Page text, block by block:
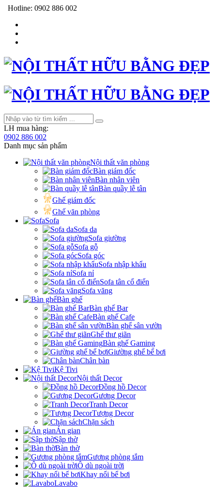
Hotline: 0902 886 002
LH mua hàng:
0902 886 002
Danh mục sản phẩm
Nội thất văn phòng
Bàn giám đốc
Bàn nhân viên
Bàn quầy lễ tân
Ghế giám đốc
Ghế văn phòng
Sofa
Sofa da
Sofa giường
Sofa gỗ
Sofa góc
Sofa nhập khẩu
Sofa nỉ
Sofa tân cổ điển
Sofa văng
Bàn ghế
Bàn ghế Bar
Bàn ghế Cafe
Bàn ghế sân vườn
Ghế thư giãn
Bàn ghế Gaming
Giường ghế bể bơi
Chân bàn
Kệ Tivi
Nội thất Decor
Đồng hồ Decor
Gương Decor
Tranh Decor
Tượng Decor
Chặn sách
Án gian
Sập thờ
Bàn thờ
Gương phòng tắm
Ô dù ngoài trời
Khay nổi bể bơi
Lavabo